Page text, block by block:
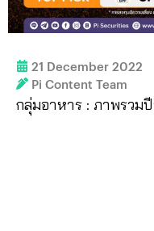
21 December 2022
Pi Content Team
กลุ่มอาหาร : ภาพรวม